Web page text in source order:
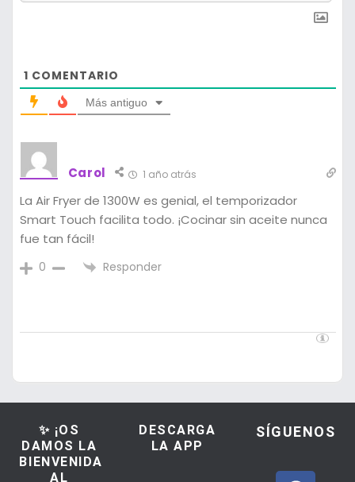
1 COMENTARIO
Más antiguo
Carol 1 año atrás
La Air Fryer de 1300W es genial, el temporizador
Smart Touch facilita todo. ¡Cocinar sin aceite nunca
fue tan fácil!
0 Responder
✨ ¡OS
DAMOS LA
BIENVENIDA
AL
DESCARGA
LA APP
SÍGUENOS